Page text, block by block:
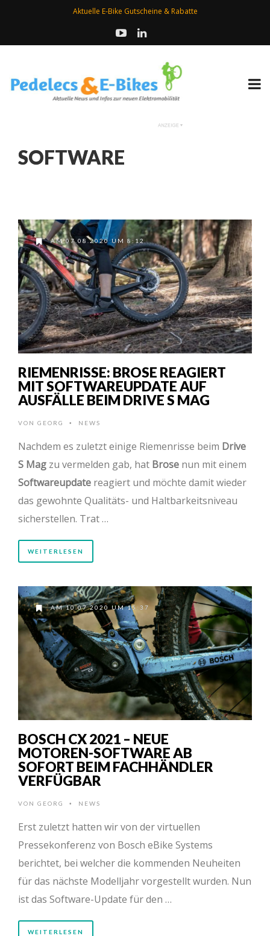
Aktuelle E-Bike Gutscheine & Rabatte
SOFTWARE
AM 07.08.2020 UM 8:12
RIEMENRISSE: BROSE REAGIERT
MIT SOFTWAREUPDATE AUF
AUSFÄLLE BEIM DRIVE S MAG
VON GEORG • NEWS
Nachdem es zuletzt einige Riemenrisse beim Drive
S Mag zu vermelden gab, hat Brose nun mit einem
Softwareupdate reagiert und möchte damit wieder
das gewohnte Qualitäts- und Haltbarkeitsniveau
sicherstellen. Trat …
WEITERLESEN
AM 10.07.2020 UM 15:37
BOSCH CX 2021 – NEUE
MOTOREN-SOFTWARE AB
SOFORT BEIM FACHHÄNDLER
VERFÜGBAR
VON GEORG • NEWS
Erst zuletzt hatten wir von der virtuellen
Pressekonferenz von Bosch eBike Systems
berichtet, bei welcher die kommenden Neuheiten
für das nächste Modelljahr vorgestellt wurden. Nun
ist das Software-Update für den …
WEITERLESEN